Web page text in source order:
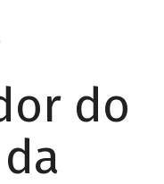
do